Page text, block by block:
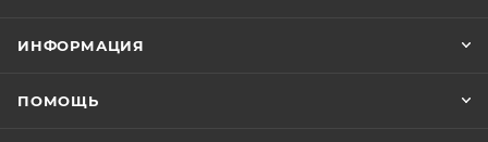
ИНФОРМАЦИЯ
ПОМОЩЬ